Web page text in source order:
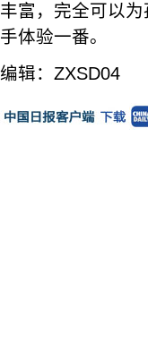
丰富，完全可以
手体验一番。
编辑：ZXSD04